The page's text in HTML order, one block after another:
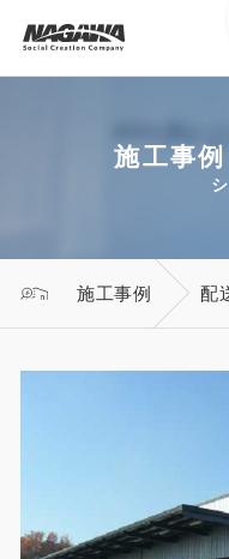
お問い
営業時
施工事
施工事例 配